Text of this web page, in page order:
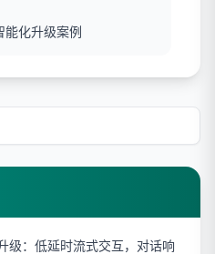
化升级案例
级：低延时流式交互，对话响